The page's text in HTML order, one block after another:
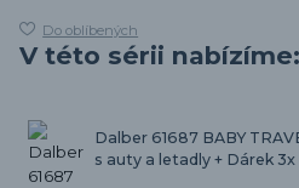
Do oblíbených
V této sérii nabízíme:
Dalber 61687 BABY
s auty a letadly + Dárek